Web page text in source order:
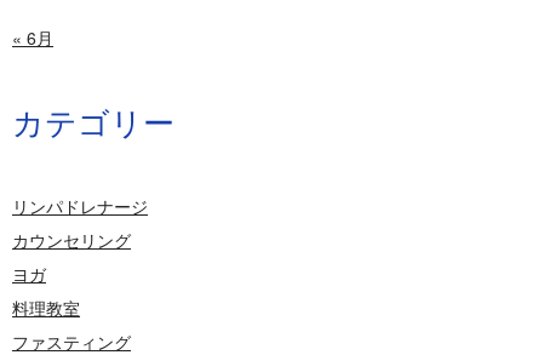
« 6月
カテゴリー
リンパドレナージ
カウンセリング
ヨガ
料理教室
ファスティング